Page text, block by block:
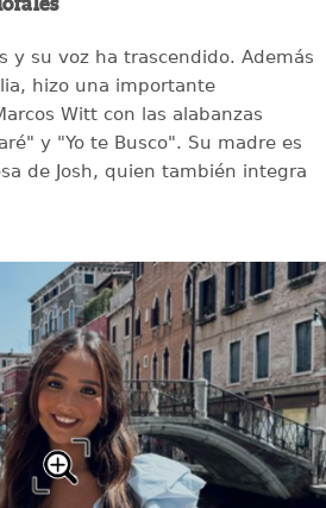
y su voz ha trascendido. Además
hizo una importante
Witt con las alabanzas
y "Yo te Busco". Su madre es
de Josh, quien también integra